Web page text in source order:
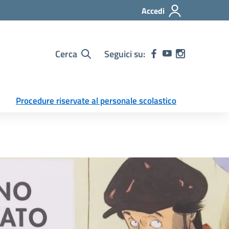
Accedi
Cerca Seguici su:
Procedure riservate al personale scolastico